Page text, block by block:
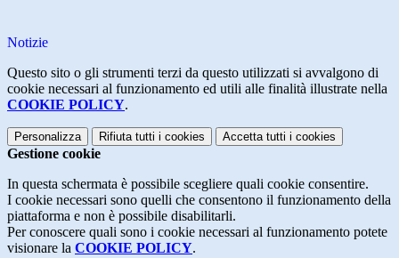
Notizie
Questo sito o gli strumenti terzi da questo utilizzati si avvalgono di
cookie necessari al funzionamento ed utili alle finalità illustrate nella
COOKIE POLICY.
Personalizza Rifiuta tutti i cookies Accetta tutti i cookies
Gestione cookie
In questa schermata è possibile scegliere quali cookie consentire.
I cookie necessari sono quelli che consentono il funzionamento della
piattaforma e non è possibile disabilitarli.
Per conoscere quali sono i cookie necessari al funzionamento potete
visionare la COOKIE POLICY.